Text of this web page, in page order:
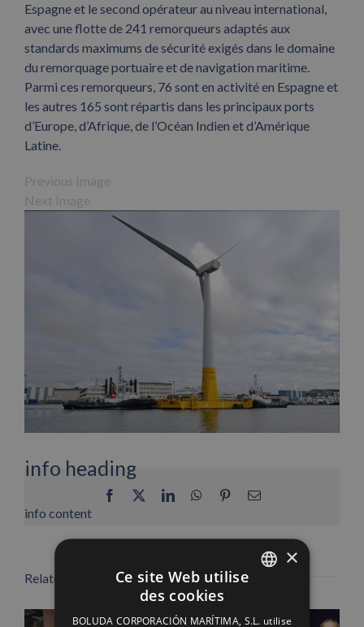
Espagne et le second opérateur au niveau international,
avec une flotte de 241 remorqueurs adaptés aux
standards maximums de sécurité exigés dans le domaine
du remorquage portuaire et de navigation maritime.
Parmi ces remorqueurs, 76 sont en activité en Espagne et
les autres 165 sont répartis dans les principaux ports
d’Europe, d’Afrique, de l’Océan Indien et d’Amérique
Latine.
Previous Image
Next Image
info heading
info content
Facebook LinkedInWhatsApp
PinterestEmail
Related Posts
×
Ce site Web utilise
des cookies
BOLUDA CORPORACIÓN MARÍTIMA, S.L. utilise